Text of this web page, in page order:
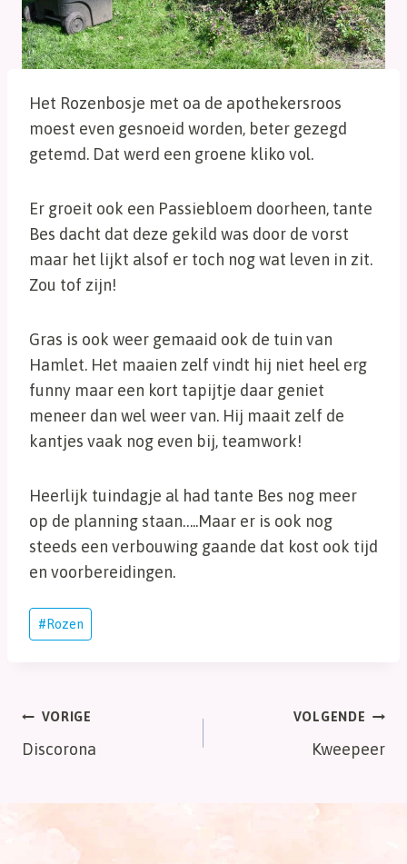
Het Rozenbosje met oa de apothekersroos
moest even gesnoeid worden, beter gezegd
getemd. Dat werd een groene kliko vol.
Er groeit ook een Passiebloem doorheen, tante
Bes dacht dat deze gekild was door de vorst
maar het lijkt alsof er toch nog wat leven in zit.
Zou tof zijn!
Gras is ook weer gemaaid ook de tuin van
Hamlet. Het maaien zelf vindt hij niet heel erg
funny maar een kort tapijtje daar geniet
meneer dan wel weer van. Hij maait zelf de
kantjes vaak nog even bij, teamwork!
Heerlijk tuindagje al had tante Bes nog meer
op de planning staan…..Maar er is ook nog
steeds een verbouwing gaande dat kost ook tijd
en voorbereidingen.
Bericht
tags:
#Rozen
Bericht
navigatie
VORIGE
Discorona
VOLGENDE
Kweepeer